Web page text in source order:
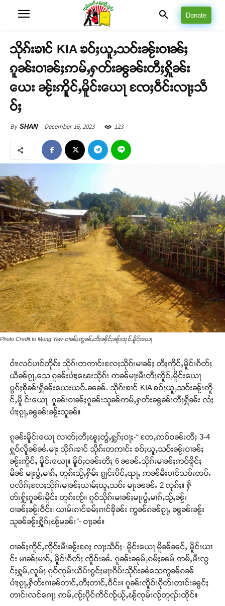
Donate
သိုၵ်းၶၢင် KIA ၶဝ်ႈယူႇသဝ်းၼႂ်းဝၢၼ်ႈ
ၵူၼ်းဝၢၼ်ႈဢမ်ႇႁတ်းၼွၼ်းတီႈႁိူၼ်း
ယေး ၼႂ်းဢိူင်ႇမိူင်းယေႃ ၸႄႈဝဵင်းလႃႈသဵ
ဝ်ႈ
By SHAN December 16, 2023 123
Photo Credit to Mong Yaw-ဝၢၼ်ႈဢွၼ်ႇတီႈၼိုင်ႈၼႂ်းထုင်ႉမိူင်းယေႃ
ဝၢႆးလင်ပၢင်တိုၵ်း သိုၵ်းတဢၢင်းလႄႈသိုၵ်းမၢၼ်ႈ တီႈဢိူင်ႇမိူင်းၵႅတ်ႈ
ယဵၼ်ၵႂႃႇသေ ၵူၼ်းပၢႆႈၽေးသိုၵ်း ဢၼ်မႃးမီးတီႈဢိူင်ႇမိူင်းယေႃ
ပွၵ်ႈၶိုၼ်းႁိူၼ်းယေးယဝ်ႉၼၼ်ႉ သိုၵ်းၶၢင် KIA ၶဝ်ႈယူႇသဝ်းၼႂ်းဢိူ
င်ႇမိူ င်းယေႃ ၵူၼ်းဝၢၼ်ႈၵူၼ်းသူၼ်ဢမ်ႇႁတ်းၼွၼ်းတီႈႁိူၼ်း လႆႈ
ပၢႆႈၵႂႃႇၼွၼ်းၼႂ်းသူၼ်။
ၵူၼ်းမိူင်းယေႃ လၢတ်ႈတီႈၽူႈတွႆႇႁွၵ်ႈဝႃႈ-“ တႄႇဢဝ်ဝၼ်းတီႈ 3-4
ႁူဝ်လိူၼ်ၼႆႉမႃး သိုၵ်းၶၢင် သိုၵ်းတဢၢင်း ၶဝ်ႈယူႇသဝ်းၼႂ်းဝၢၼ်ႈ
ၼႂ်းဢိူင်ႇ မိူင်းယေႃ။ မိူဝ်ႈဝၼ်းတီႈ 6 ၼၼ်ႉသိုၵ်းမၢၼ်ႈဢဝ်ၶိူင်ႈ
မိၼ် မႃးပွႆႇမၢၵ်ႇ တူၵ်းသႂ်ႇႁိမ်း ၵျွင်းပိင်ႇၺႃႇ ဢၼ်မီးပၢင်သဝ်းတပ်ႉ
ပလိၵ်ႈလႄႈသိုၵ်းမၢၼ်ႈယၢမ်ႈယူႇသဝ်း မႃးၼၼ်ႉ 2 လုၵ်ႈ။ ႁဵ
တ်းႁႂ်ႈၵူၼ်းမိူင်း တူၵ်းၸႂ်။ ၵူဝ်သိုၵ်းမၢၼ်ႈမႃးပွႆႇမၢၵ်ႇသႂ်ႇၼႂ်း
ဝၢၼ်ႈၼႂ်းဝဵင်း၊ ယၢမ်းၵၢင်ၶမ်ႈၵၢင်ၶိုၼ်း ဢွၼ်ၵၼ်ၵႂႃႇ ၼွၼ်းၼႂ်း
သူၼ်ၼႂ်းႁိူၵ်ႈၽႂ်မၼ်း”- ဝႃႈၼႆ။
ဝၢၼ်ႈဢိူင်ႇၸိူဝ်းမီးၼႂ်းၵႄႈ လႃႈသဵဝ်ႈ- မိူင်းယေႃ မိူၼ်ၼင်ႇ မိူင်းယၢ
င်း မၢၼ်ႈမၢၵ်ႇ မိူင်းၵႅတ်ႈ ၸိူဝ်းၼႆႉ ၵူၼ်းၼုမ်ႇၵမ်ႈၼမ် ဢမ်ႇမီးလွ
င်ႈႁူမ်ႇလူမ်ႈ ၵူဝ်ၸုမ်းယိပ်းၵွင်ႈမႃးၵဵပ်းသိုၵ်းၼႆသေဢွၼ်ၵၼ်
ပၢႆႈၵႂႃႇႁဵတ်းၵၢၼ်တၢင်ႇတီႈတၢင်ႇဝဵင်း။ ၵူၼ်းၸိူဝ်းၵိုတ်းတၢင်းၼွင်ႈ
တၢင်းလင်ၵေႃႈ ဢမ်ႇၸႂ်ႈပိုင်ဢိင်ၸႂ်ယႂ်ႇၽႂ်ၸုမ်းလႂ်တူၺ်းထိုင်။